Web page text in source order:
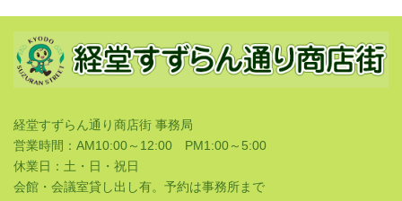
経堂すずらん通り商店街 事務局
営業時間：AM10:00～12:00 PM1:00～5:00
休業日：土・日・祝日
会館・会議室貸し出し有。予約は事務所まで